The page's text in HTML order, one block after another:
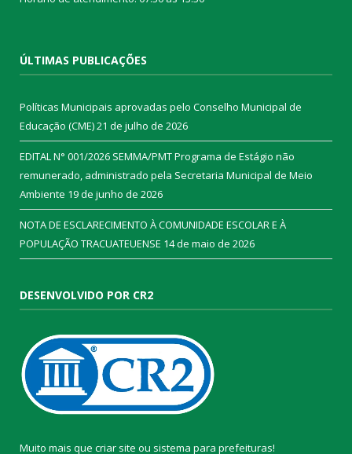
ÚLTIMAS PUBLICAÇÕES
Políticas Municipais aprovadas pelo Conselho Municipal de
Educação (CME)21 de julho de 2026
EDITAL N° 001/2026 SEMMA/PMT Programa de Estágio não
remunerado, administrado pela Secretaria Municipal de Meio
Ambiente 19 de junho de 2026
NOTA DE ESCLARECIMENTO À COMUNIDADE ESCOLAR E À
POPULAÇÃO TRACUATEUENSE 14 de maio de 2026
DESENVOLVIDO POR CR2
Muito mais que criar site ou sistema para prefeituras!